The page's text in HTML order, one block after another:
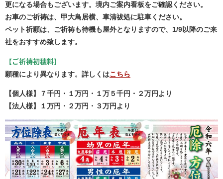
更になる場合もございます。境内ご案内看板をご確認ください。
お車のご祈祷は、甲大鳥居横、車清祓処に駐車ください。
ペット祈願は、ご祈祷も待機も屋外となりますので、1/9以降のご来
社をおすすめ致します。
【ご祈祷初穂料】
願種により異なります。詳しくはこちら
【個人様】７千円・１万円・１万５千円・２万円より
【法人様】１万円・２万円・３万円より